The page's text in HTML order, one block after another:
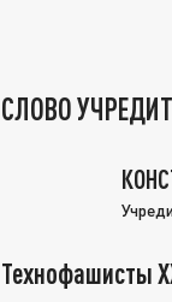
СЛОВО
Технофашисты